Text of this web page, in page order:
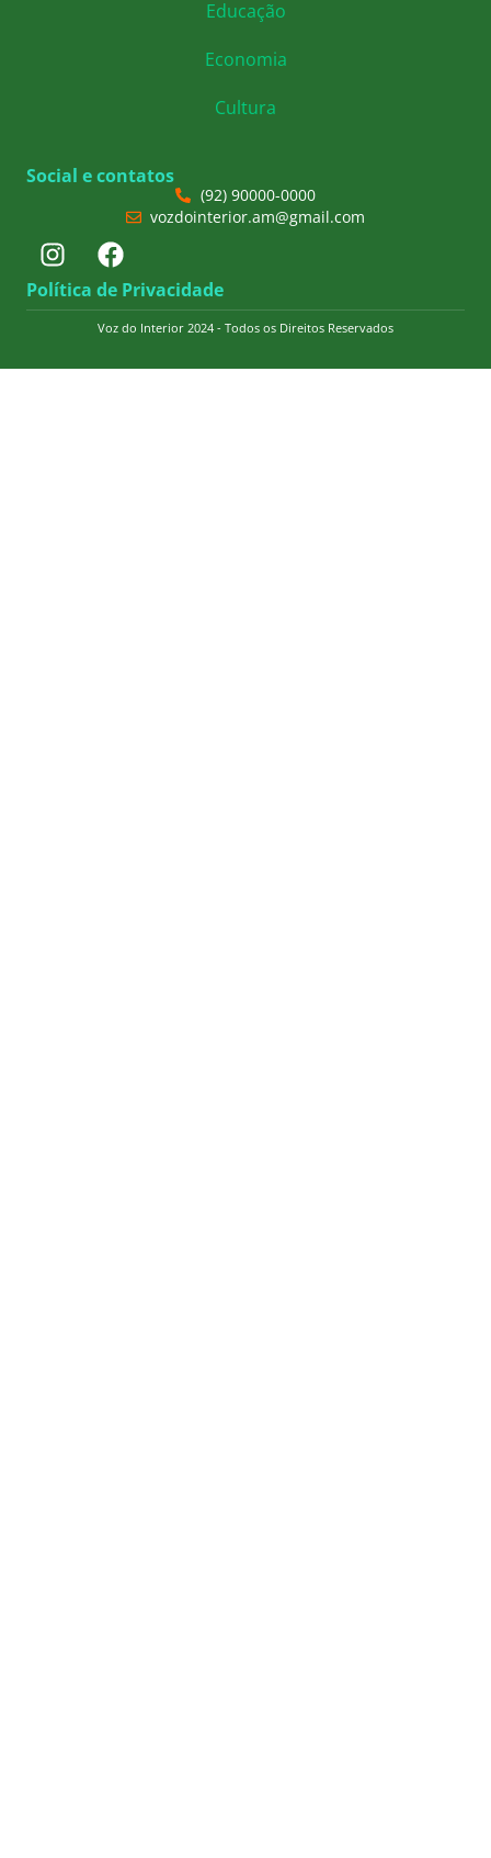
Educação
Economia
Cultura
Social e contatos
(92) 90000-0000
vozdointerior.am@gmail.com
Política de Privacidade
Voz do Interior 2024 - Todos os Direitos Reservados